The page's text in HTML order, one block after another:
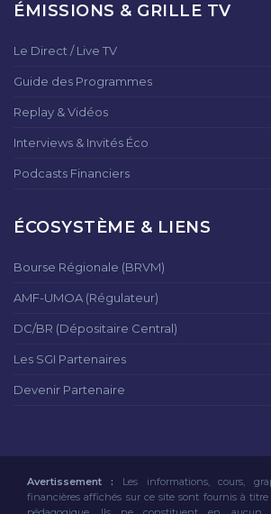
ÉMISSIONS & GRILLE TV
Le Direct / Live TV
Guide des Programmes
Replay & Vidéos
Interviews & Invités Éco
Podcasts Financiers
ÉCOSYSTÈME & LIENS
Bourse Régionale (BRVM)
AMF-UMOA (Régulateur)
DC/BR (Dépositaire Central)
Les SGI Partenaires
Devenir Partenaire
Avertissement : Les informations, cours,
financières affichés sur ce site sont fournis à